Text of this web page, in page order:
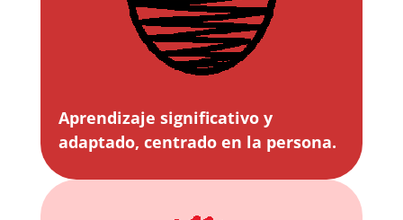
Aprendizaje significativo y
adaptado, centrado en la persona.